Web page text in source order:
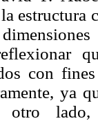
con
ya
otro lado,